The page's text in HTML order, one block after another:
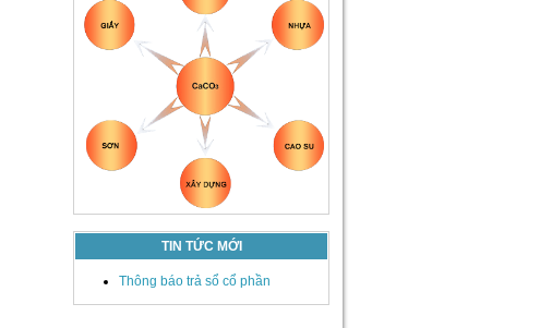
TIN TỨC MỚI
Thông báo trả sổ cổ phần